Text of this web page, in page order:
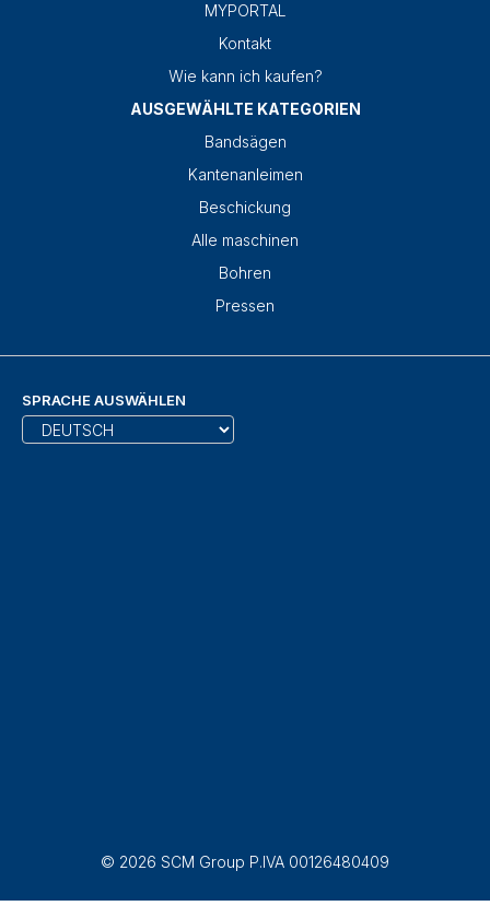
MYPORTAL
Kontakt
Wie kann ich kaufen?
AUSGEWÄHLTE KATEGORIEN
Bandsägen
Kantenanleimen
Beschickung
Alle maschinen
Bohren
Pressen
SPRACHE AUSWÄHLEN
© 2026 SCM Group P.IVA 00126480409